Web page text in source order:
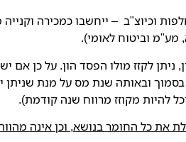
וכיוצ"ב – ייחשבו כמכירה
וביטוח לאומי).
ניתן לקזז מולו הפסד הון. על כן אם
ובאותה שנת מס על מנת שניתן
להיות מקוזז מרווח שנה קודמת).
את כל החומר בנושא, וכן אינה